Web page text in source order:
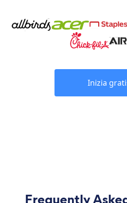
Inizia
Frequently